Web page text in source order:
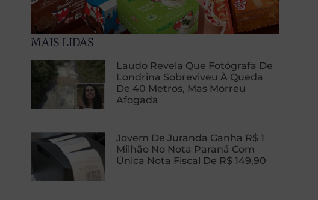
MAIS LIDAS
Laudo Revela Que Fotógrafa De
Londrina Sobreviveu À Queda
De 40 Metros, Mas Morreu
Afogada
Jovem De Juranda Ganha R$ 1
Milhão No Nota Paraná Com
Única Nota Fiscal De R$ 149,90